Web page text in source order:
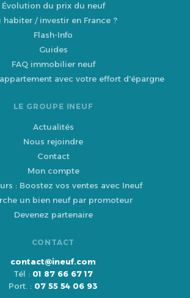
Évolution du prix du neuf
habiter / investir en France ?
Flash-Info
Guides
FAQ immobilier neuf
avec votre effort d'épargne
LE GROUPE INEUF
Actualités
Nous rejoindre
Contact
Mon compte
: Boostez vos ventes avec Ineuf
un bien neuf par promoteur
Devenez partenaire
CONTACT
contact@ineuf.com
Tél : 01 87 66 67 17
Port. : 07 55 54 06 93